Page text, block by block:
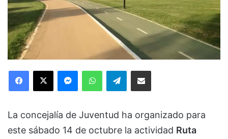
Facebook
X MessengerWhatsAppTelegramCompartir via Email
La concejalía de Juventud ha organizado para
este sábado 14 de octubre la actividad Ruta